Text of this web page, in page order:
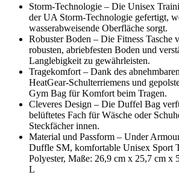
Storm-Technologie – Die Unisex
der UA Storm-Technologie gefertigt,
wasserabweisende Oberfläche sorgt.
Robuster Boden – Die Fitness Tasche
robusten, abriebfesten Boden und
Langlebigkeit zu gewährleisten.
Tragekomfort – Dank des
HeatGear-Schulterriemens und
Gym Bag für Komfort beim Tragen.
Cleveres Design – Die Duffel Bag
belüftetes Fach für Wäsche oder
Steckfächer innen.
Material und Passform – Under
Duffle SM, komfortable Unisex Sport
Polyester, Maße: 26,9 cm x 25,7 cm x
L